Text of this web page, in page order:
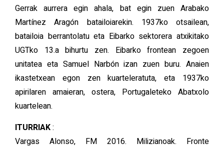
Gerrak aurrera egin ahala, bat egin zuen Arabako
Martínez Aragón batailoiarekin. 1937ko otsailean,
batailoia berrantolatu eta Eibarko sektorera atxikitako
UGTko 13.a bihurtu zen. Eibarko frontean zegoen
unitatea eta Samuel Narbón izan zuen buru. Anaien
ikastetxean egon zen kuarteleratuta, eta 1937ko
apirilaren amaieran, ostera, Portugaleteko Abatxolo
kuartelean.
ITURRIAK:
Vargas Alonso, FM 2016. Milizianoak. Fronte